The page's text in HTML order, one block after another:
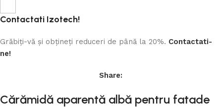
Contactati Izotech!
Grăbiți-vă și obțineți reduceri de până la 20%. Contactati-
ne!
Share:
Cărămidă aparentă albă pentru fatade